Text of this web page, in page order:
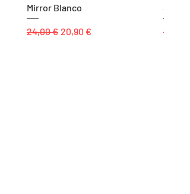
Mirror Blanco
Precio
24,00 € Precio de oferta
20,90 €
Solid
Precio
20,00 €